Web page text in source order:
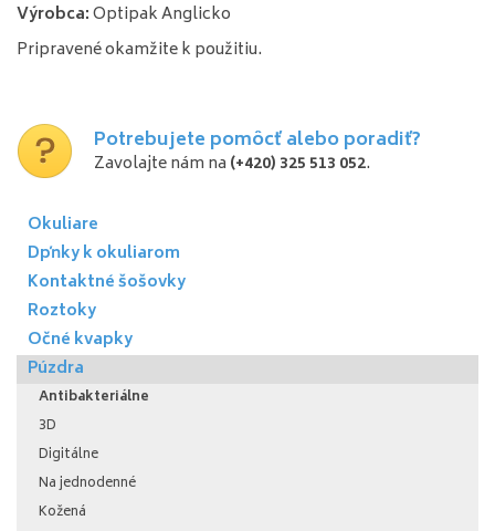
Výrobca:Optipak Anglicko
Pripravené okamžite k použitiu.
Potrebujete pomôcť alebo poradiť?
Zavolajte nám na (+420) 325 513 052.
Okuliare
Dpňky k okuliarom
Kontaktné šošovky
Roztoky
Očné kvapky
Púzdra
Antibakteriálne
3D
Digitálne
Na jednodenné
Kožená